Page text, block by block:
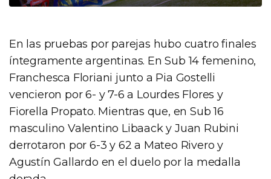
En las pruebas por parejas hubo cuatro finales
íntegramente argentinas. En Sub 14 femenino,
Franchesca Floriani junto a Pia Gostelli
vencieron por 6- y 7-6 a Lourdes Flores y
Fiorella Propato. Mientras que, en Sub 16
masculino Valentino Libaack y Juan Rubini
derrotaron por 6-3 y 62 a Mateo Rivero y
Agustín Gallardo en el duelo por la medalla